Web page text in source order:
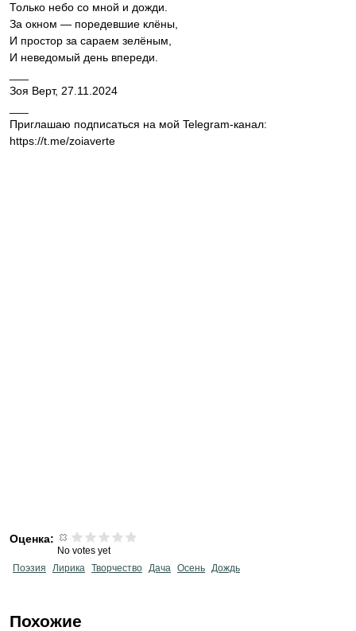
Только небо со мной и дожди.
За окном — поредевшие клёны,
И простор за сараем зелёным,
И неведомый день впереди.
Зоя Верт, 27.11.2024
Приглашаю подписаться на мой Telegram-канал:
https://t.me/zoiaverte
Оценка:
No votes yet
Поэзия
Лирика Творчество Дача Осень Дождь
Похожие